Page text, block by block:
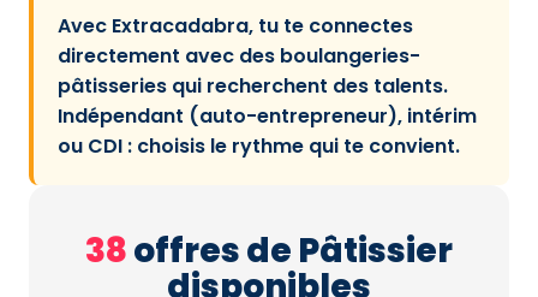
Avec Extracadabra, tu te connectes
directement avec des boulangeries-
pâtisseries qui recherchent des talents.
Indépendant (auto-entrepreneur), intérim
ou CDI : choisis le rythme qui te convient.
38offres de Pâtissier
disponibles